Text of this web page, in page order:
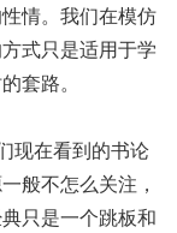
情。我们在模仿
式只是适用于学
套路。
现在看到的书论
般不怎么关注，
只是一个跳板和